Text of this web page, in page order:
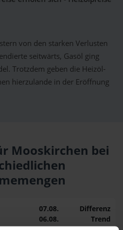
von den starken Verlusten
seitwärts, Gasöl ging
Trotzdem geben die Heizöl-
hierzulande in der Eröffnung
Mooskirchen bei
07.08.
06.08.
Differenz
Trend